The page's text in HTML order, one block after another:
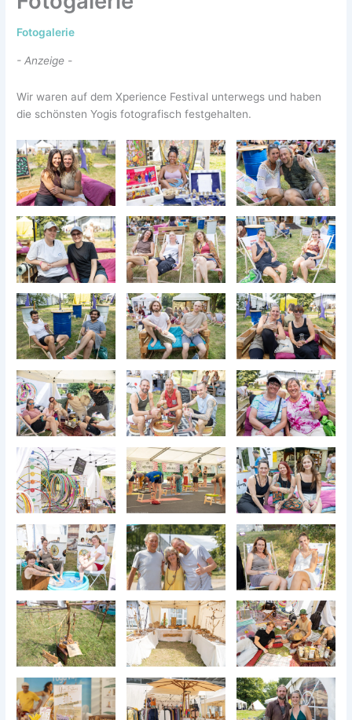
Fotogalerie
- Anzeige -
Wir waren auf dem Xperience Festival unterwegs und haben
die schönsten Yogis fotografisch festgehalten.